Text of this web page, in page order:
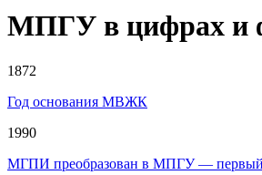
МПГУ в цифрах и
1872
Год основания МВЖК
1990
МГПИ преобразован в МПГУ — первый